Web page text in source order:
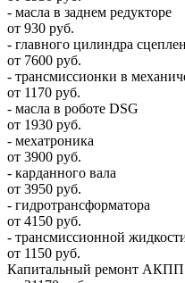
- масла в заднем редукторе
от 930 руб.
- главного цилиндра
от 7600 руб.
- трансмиссионки в
от 1170 руб.
- масла в роботе DSG
от 1930 руб.
- мехатроника
от 3900 руб.
- карданного вала
от 3950 руб.
- гидротрансформатора
от 4150 руб.
- трансмиссионной
от 1150 руб.
Капитальный ремонт АКПП